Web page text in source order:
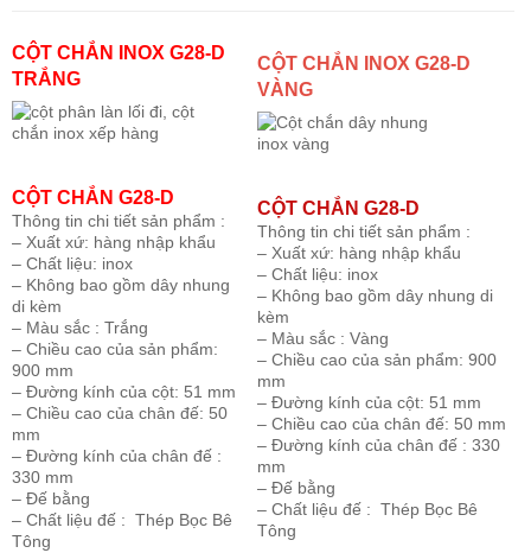
CỘT CHẮN INOX G28-D
TRẮNG
CỘT CHẮN G28-D
Thông tin chi tiết sản phẩm :
– Xuất xứ: hàng nhập khẩu
– Chất liệu: inox
– Không bao gồm dây nhung
di kèm
– Màu sắc : Trắng
– Chiều cao của sản phẩm:
900 mm
– Đường kính của cột: 51 mm
– Chiều cao của chân đế: 50
mm
– Đường kính của chân đế :
330 mm
– Đế bằng
– Chất liệu đế : Thép Bọc Bê
Tông
CỘT CHẮN INOX G28-D
VÀNG
CỘT CHẮN G28-D
Thông tin chi tiết sản phẩm :
– Xuất xứ: hàng nhập khẩu
– Chất liệu: inox
– Không bao gồm dây nhung di
kèm
– Màu sắc : Vàng
– Chiều cao của sản phẩm: 900
mm
– Đường kính của cột: 51 mm
– Chiều cao của chân đế: 50 mm
– Đường kính của chân đế : 330
mm
– Đế bằng
– Chất liệu đế : Thép Bọc Bê
Tông